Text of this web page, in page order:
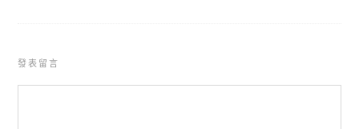
發表留言